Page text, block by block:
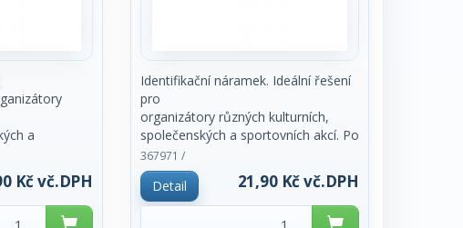
a
bez
-10 ks (dále
Kč vč.DPH
Identifikační náramek. Ideální řešení
pro
organizátory různých kulturních,
společenských a sportovních akcí. Po
uzavření
nelze odstranit bez poškození.
Minimální množství k odběru je 10
kusů, dále vždy
367971 /
Detail 21,90 Kč vč.DPH